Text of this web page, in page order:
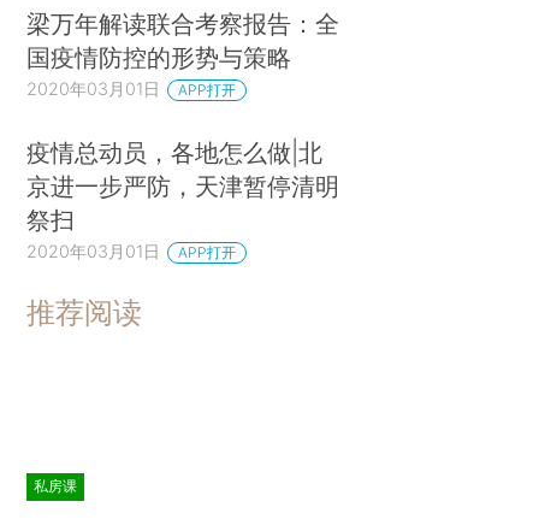
梁万年解读联合考察报告：全
国疫情防控的形势与策略
2020年03月01日 APP打开
疫情总动员，各地怎么做|北
京进一步严防，天津暂停清明
祭扫
2020年03月01日 APP打开
推荐阅读
私房课